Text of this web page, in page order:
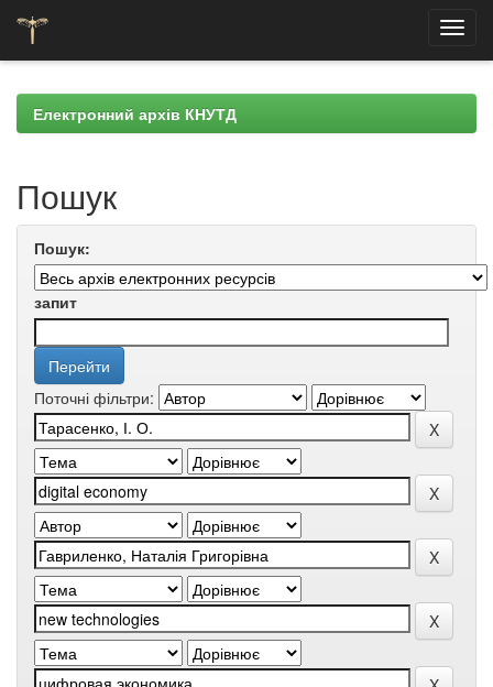
navigationЕлектронний архів КНУТД
Пошук
Пошук:
запит
Поточні фільтри: